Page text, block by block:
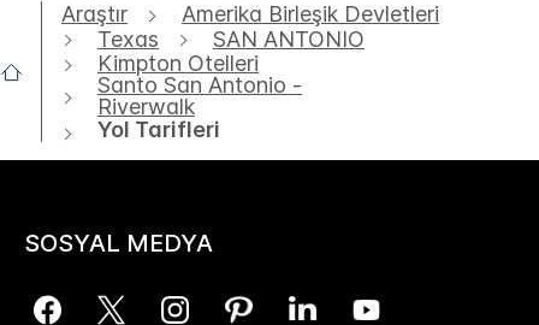
Araştır
Amerika Birleşik Devletleri
Texas
SAN ANTONIO
Kimpton Otelleri
Santo San Antonio -
Riverwalk
Yol Tarifleri
SOSYAL MEDYA